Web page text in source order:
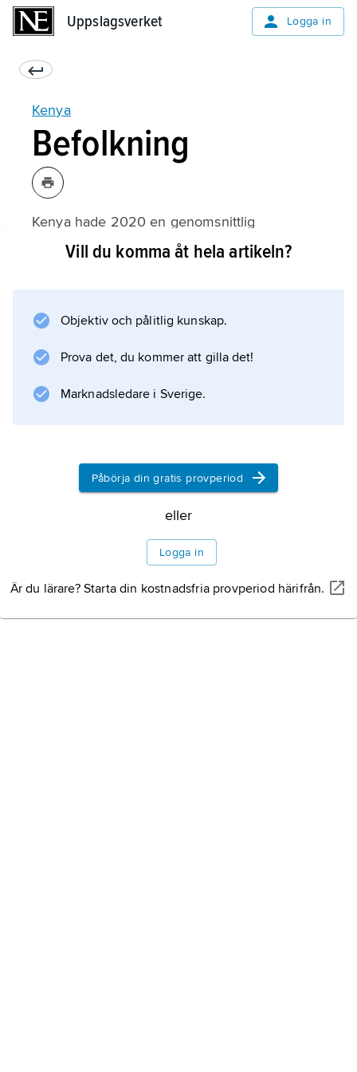
Uppslagsverket Logga in
Kenya
Befolkning
Kenya hade 2020 en genomsnittlig
befolkningstäthet av 92 invånare per km
befolkningen ojämnt fördelad; cirka 75
procent bor på 10 procent av landets yta.
Ungefär hälften av befolkningen återfinns i
sydvästra Kenya, i området runt Victoriasjön
Information om artikeln
Vill du komma åt hela artikeln?
Objektiv och pålitlig kunskap.
Prova det, du kommer att gilla det!
Marknadsledare i Sverige.
Påbörja din gratis provperiod
eller
Logga in
Är du lärare? Starta din kostnadsfria provperiod härifrån.